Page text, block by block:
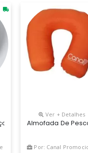
Fibra De Silicone
Acabamento Com
Em Bolsa. Vazio:
Personalizada,
Ver + Detalhes
Almofada De
Por: Canal